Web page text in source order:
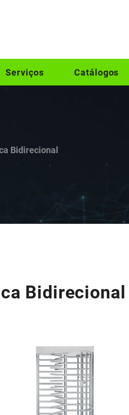
Serviços Catálogos
Bidirecional
Bidirecional